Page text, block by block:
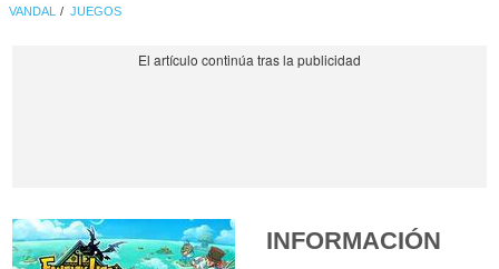
VANDAL JUEGOS
INFORMACIÓN